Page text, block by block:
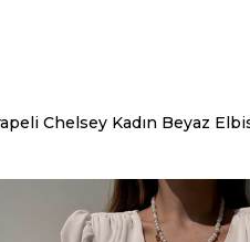
Chelsey Kadın Beyaz